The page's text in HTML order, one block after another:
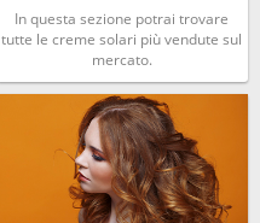
In questa sezione potrai trovare
tutte le creme solari più vendute sul
mercato.